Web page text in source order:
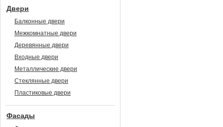
Двери
Балконные двери
Межкомнатные двери
Деревянные двери
Входные двери
Металлические двери
Стеклянные двери
Пластиковые двери
Фасады